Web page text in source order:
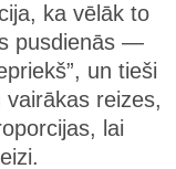
ka vēlāk to
pusdienās —
un tieši
reizes,
lai